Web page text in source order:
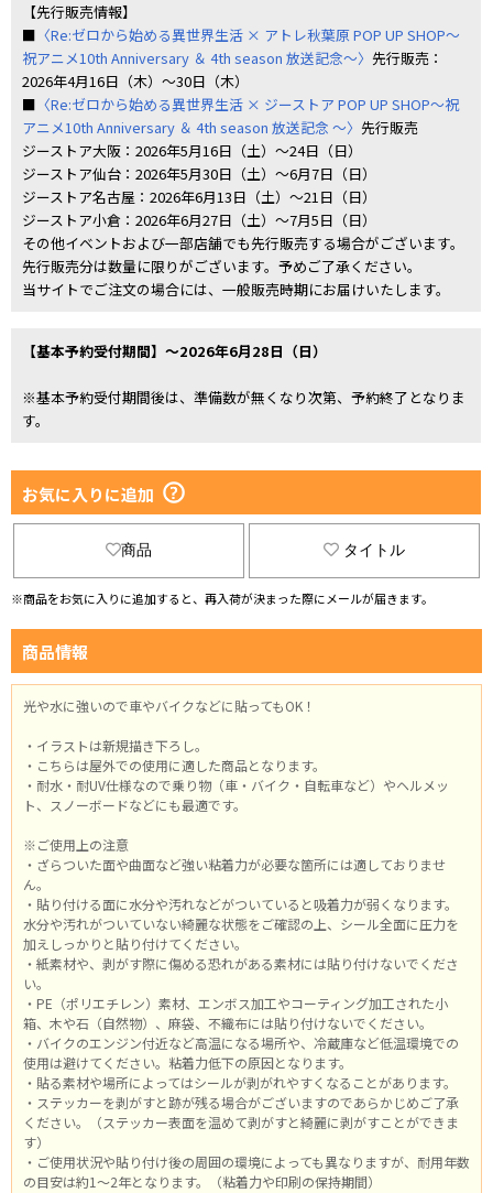
【先行販売情報】
■ 〈Re:ゼロから始める異世界生活 × アトレ秋葉原 POP UP SHOP～
祝アニメ10th Anniversary ＆ 4th season 放送記念～〉 先行販売：
2026年4月16日（木）～30日（木）
■ 〈Re:ゼロから始める異世界生活 × ジーストア POP UP SHOP～祝
アニメ10th Anniversary ＆ 4th season 放送記念 ～〉 先行販売
ジーストア大阪：2026年5月16日（土）～24日（日）
ジーストア仙台：2026年5月30日（土）～6月7日（日）
ジーストア名古屋：2026年6月13日（土）～21日（日）
ジーストア小倉：2026年6月27日（土）～7月5日（日）
その他イベントおよび一部店舗でも先行販売する場合がございます。
先行販売分は数量に限りがございます。予めご了承ください。
当サイトでご注文の場合には、一般販売時期にお届けいたします。
【基本予約受付期間】～2026年6月28日（日）
※基本予約受付期間後は、準備数が無くなり次第、予約終了となりま
す。
お気に入りに追加
商品 タイトル
※商品をお気に入りに追加すると、再入荷が決まった際にメールが届きます。
商品情報
光や水に強いので車やバイクなどに貼ってもOK！
・イラストは新規描き下ろし。
・こちらは屋外での使用に適した商品となります。
・耐水・耐UV仕様なので乗り物（車・バイク・自転車など）やヘルメッ
ト、スノーボードなどにも最適です。
※ご使用上の注意
・ざらついた面や曲面など強い粘着力が必要な箇所には適しておりませ
ん。
・貼り付ける面に水分や汚れなどがついていると吸着力が弱くなります。
水分や汚れがついていない綺麗な状態をご確認の上、シール全面に圧力を
加えしっかりと貼り付けてください。
・紙素材や、剥がす際に傷める恐れがある素材には貼り付けないでくださ
い。
・PE（ポリエチレン）素材、エンボス加工やコーティング加工された小
箱、木や石（自然物）、麻袋、不織布には貼り付けないでください。
・バイクのエンジン付近など高温になる場所や、冷蔵庫など低温環境での
使用は避けてください。粘着力低下の原因となります。
・貼る素材や場所によってはシールが剥がれやすくなることがあります。
・ステッカーを剥がすと跡が残る場合がございますのであらかじめご了承
ください。（ステッカー表面を温めて剥がすと綺麗に剥がすことができま
す）
・ご使用状況や貼り付け後の周囲の環境によっても異なりますが、耐用年数
の目安は約1～2年となります。（粘着力や印刷の保持期間）